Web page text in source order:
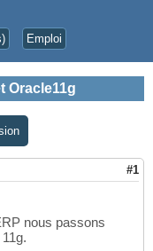
Emploi
Oracle11g
#1
nous passons